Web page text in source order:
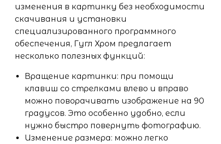
изменения в картинку без необходимости
скачивания и установки
специализированного программного
обеспечения, Гугл Хром предлагает
несколько полезных функций:
Вращение картинки: при помощи
клавиш со стрелками влево и вправо
можно поворачивать изображение на 90
градусов. Это особенно удобно, если
нужно быстро повернуть фотографию.
Изменение размера: можно легко